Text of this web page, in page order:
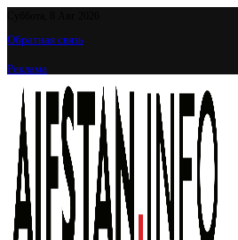
Обратная связь
Реклама